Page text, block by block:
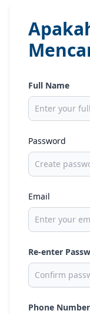
Full Name
Password
Email
Re-enter
Phone Number